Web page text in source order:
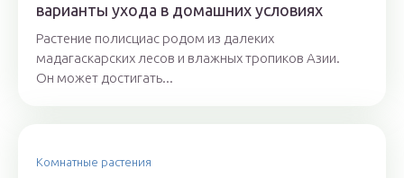
варианты ухода в домашних условиях
Растение полисциас родом из далеких
мадагаскарских лесов и влажных тропиков Азии.
Он может достигать...
Комнатные растения